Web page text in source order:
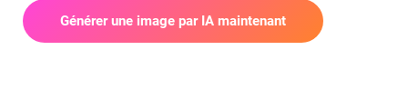
Générer une image par IA maintenant